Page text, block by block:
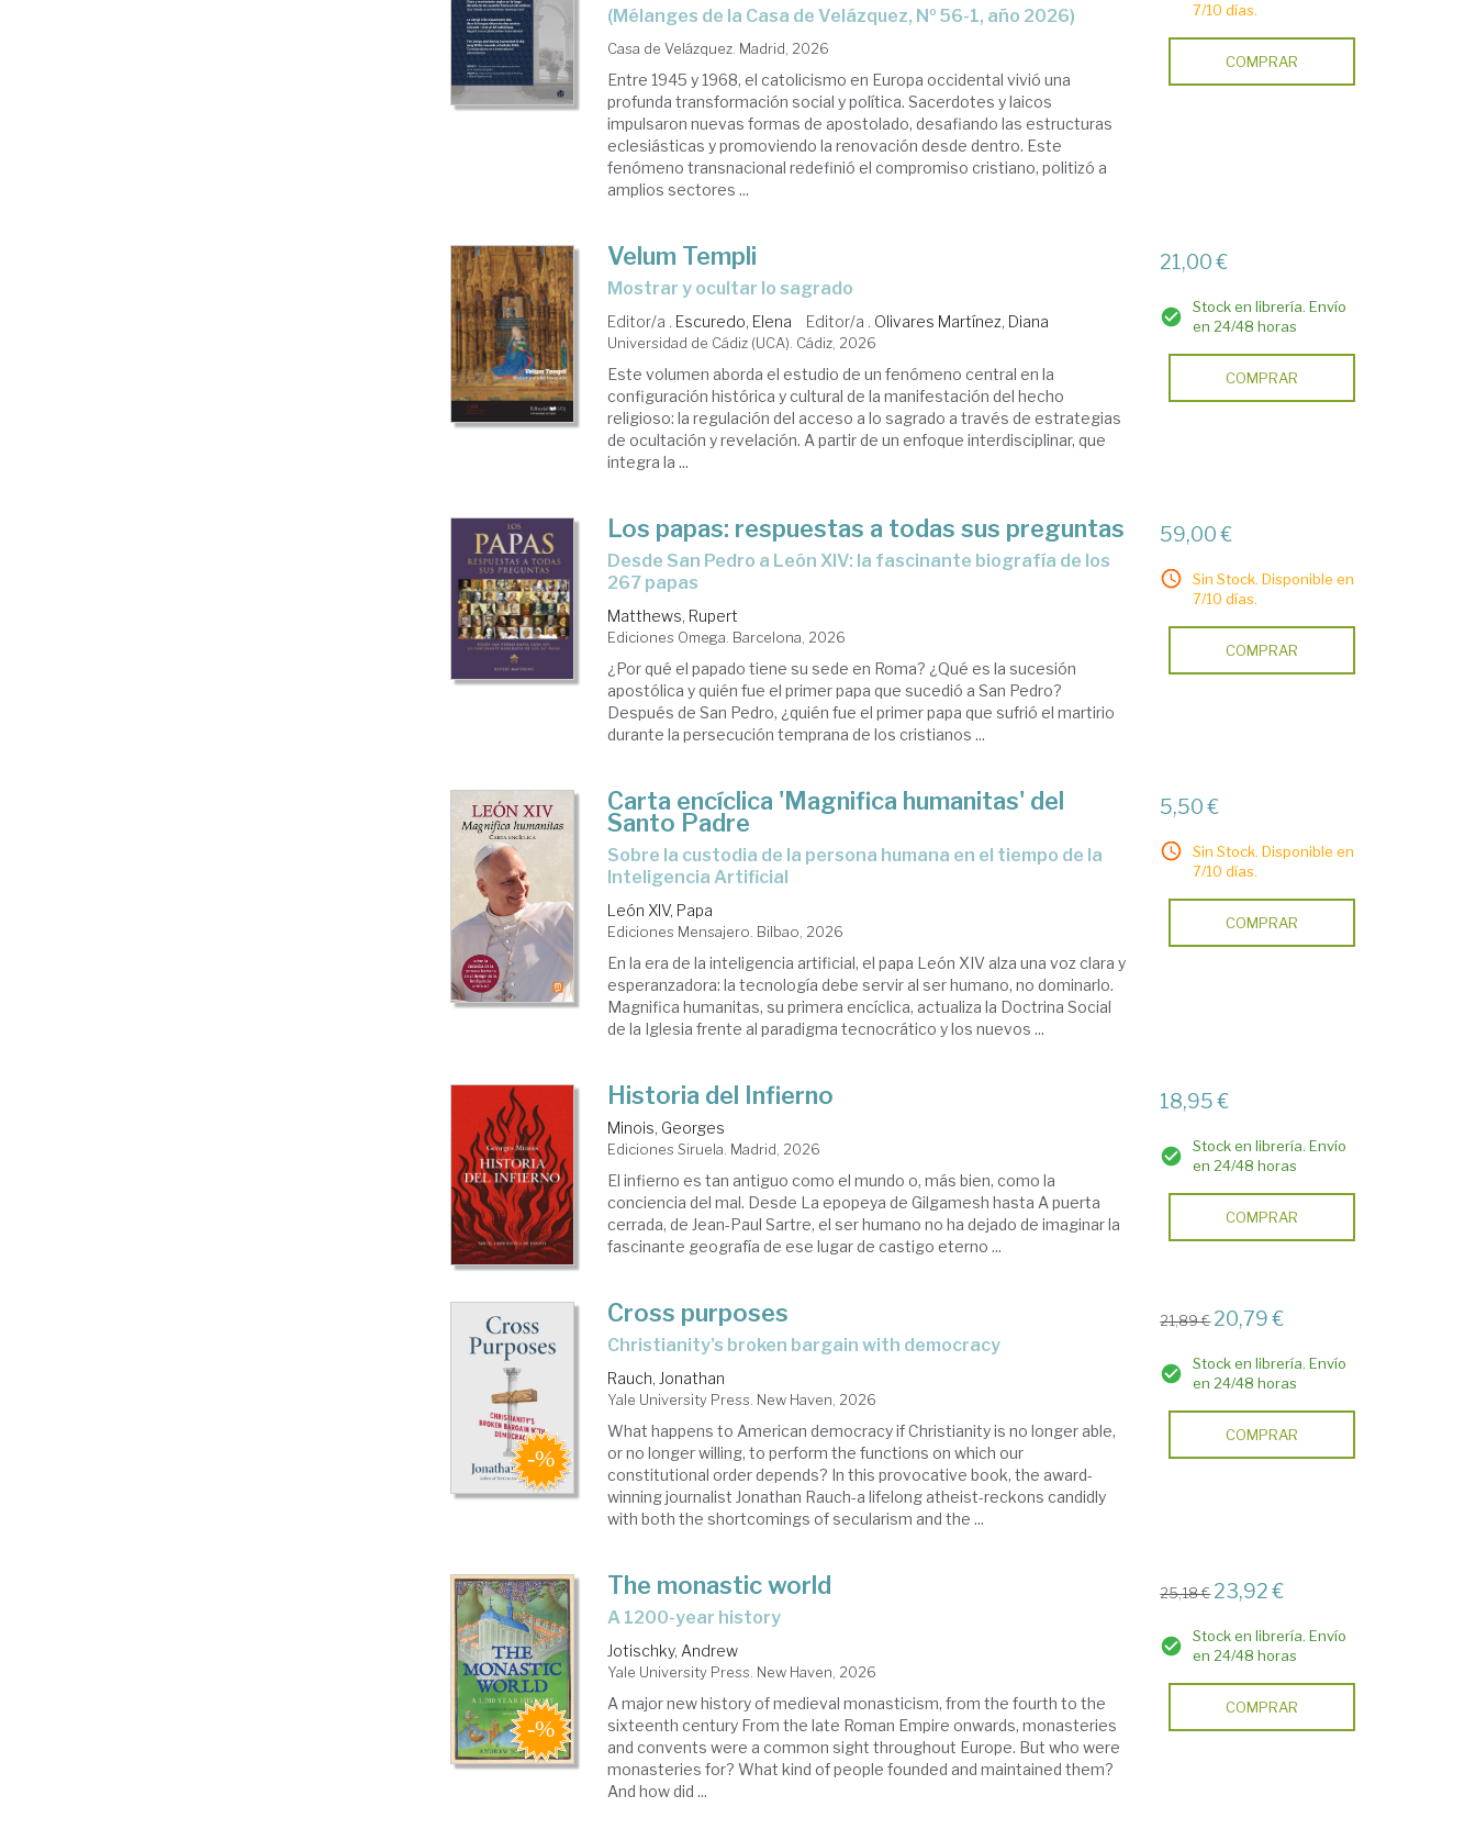
(Mélanges de la Casa de Velázquez, Nº 56-1, año 2026)
Casa de Velázquez. Madrid, 2026
Entre 1945 y 1968, el catolicismo en Europa occidental vivió una
profunda transformación social y política. Sacerdotes y laicos
impulsaron nuevas formas de apostolado, desafiando las estructuras
eclesiásticas y promoviendo la renovación desde dentro. Este
fenómeno transnacional redefinió el compromiso cristiano, politizó a
amplios sectores ...
7/10 días.
COMPRAR
Velum Templi
Mostrar y ocultar lo sagrado
Editor/a . Escuredo, Elena Editor/a . Olivares Martínez, Diana
Universidad de Cádiz (UCA). Cádiz, 2026
Este volumen aborda el estudio de un fenómeno central en la
configuración histórica y cultural de la manifestación del hecho
religioso: la regulación del acceso a lo sagrado a través de estrategias
de ocultación y revelación. A partir de un enfoque interdisciplinar, que
integra la ...
21,00 €
Stock en librería. Envío
en 24/48 horas
COMPRAR
Los papas: respuestas a todas sus preguntas
Desde San Pedro a León XIV: la fascinante biografía de los
267 papas
Matthews, Rupert
Ediciones Omega. Barcelona, 2026
¿Por qué el papado tiene su sede en Roma? ¿Qué es la sucesión
apostólica y quién fue el primer papa que sucedió a San Pedro?
Después de San Pedro, ¿quién fue el primer papa que sufrió el martirio
durante la persecución temprana de los cristianos ...
59,00 €
Sin Stock. Disponible en
7/10 días.
COMPRAR
Carta encíclica 'Magnifica humanitas' del
Santo Padre
Sobre la custodia de la persona humana en el tiempo de la
Inteligencia Artificial
León XIV, Papa
Ediciones Mensajero. Bilbao, 2026
En la era de la inteligencia artificial, el papa León XIV alza una voz clara y
esperanzadora: la tecnología debe servir al ser humano, no dominarlo.
Magnifica humanitas, su primera encíclica, actualiza la Doctrina Social
de la Iglesia frente al paradigma tecnocrático y los nuevos ...
5,50 €
Sin Stock. Disponible en
7/10 días.
COMPRAR
Historia del Infierno
Minois, Georges
Ediciones Siruela. Madrid, 2026
El infierno es tan antiguo como el mundo o, más bien, como la
conciencia del mal. Desde La epopeya de Gilgamesh hasta A puerta
cerrada, de Jean-Paul Sartre, el ser humano no ha dejado de imaginar la
fascinante geografía de ese lugar de castigo eterno ...
18,95 €
Stock en librería. Envío
en 24/48 horas
COMPRAR
Cross purposes
Christianity's broken bargain with democracy
Rauch, Jonathan
Yale University Press. New Haven, 2026
What happens to American democracy if Christianity is no longer able,
or no longer willing, to perform the functions on which our
constitutional order depends? In this provocative book, the award-
winning journalist Jonathan Rauch-a lifelong atheist-reckons candidly
with both the shortcomings of secularism and the ...
21,89 € 20,79 €
Stock en librería. Envío
en 24/48 horas
COMPRAR
The monastic world
a 1200-year history
Jotischky, Andrew
Yale University Press. New Haven, 2026
A major new history of medieval monasticism, from the fourth to the
sixteenth century From the late Roman Empire onwards, monasteries
and convents were a common sight throughout Europe. But who were
monasteries for? What kind of people founded and maintained them?
And how did ...
25,18 € 23,92 €
Stock en librería. Envío
en 24/48 horas
COMPRAR